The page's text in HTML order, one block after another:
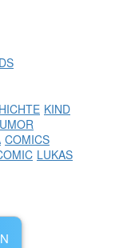
KIND
COMICS
LUKAS